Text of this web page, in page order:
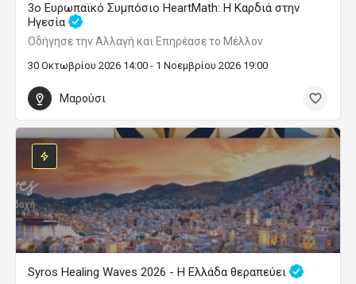
3ο Ευρωπαϊκό Συμπόσιο HeartMath: Η Καρδιά στην
Ηγεσία
Οδήγησε την Αλλαγή και Επηρέασε το Μέλλον
30 Οκτωβρίου 2026 14:00 - 1 Νοεμβρίου 2026 19:00
Μαρούσι
Syros Healing Waves 2026 - Η Ελλάδα θεραπεύει